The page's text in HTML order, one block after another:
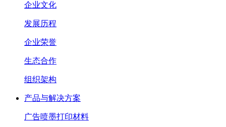
企业文化
发展历程
企业荣誉
生态合作
组织架构
产品与解决方案
广告喷墨打印材料